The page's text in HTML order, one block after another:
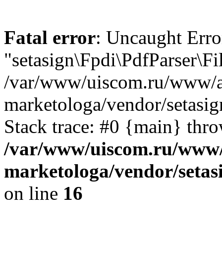
Fatal error: Uncaught
/var/www/uiscom.ru/www/
marketologa/vendor/
Stack trace: #0 {main}
/var/www/uiscom.ru/
marketologa/vendor/
on line 16